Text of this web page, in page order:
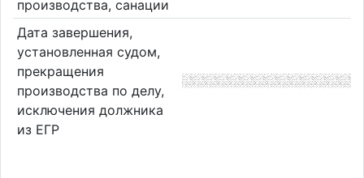
производства, санации
Дата завершения,
установленная судом,
прекращения
производства по делу,
исключения должника
из ЕГР